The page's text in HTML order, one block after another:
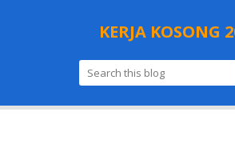
KERJA KOSONG